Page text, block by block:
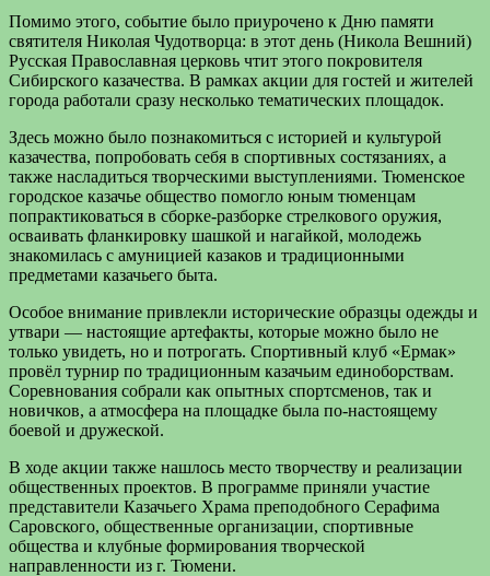
Помимо этого, событие было приурочено к Дню памяти
святителя Николая Чудотворца: в этот день (Никола Вешний)
Русская Православная церковь чтит этого покровителя
Сибирского казачества. В рамках акции для гостей и жителей
города работали сразу несколько тематических площадок.
Здесь можно было познакомиться с историей и культурой
казачества, попробовать себя в спортивных состязаниях, а
также насладиться творческими выступлениями. Тюменское
городское казачье общество помогло юным тюменцам
попрактиковаться в сборке-разборке стрелкового оружия,
осваивать фланкировку шашкой и нагайкой, молодежь
знакомилась с амуницией казаков и традиционными
предметами казачьего быта.
Особое внимание привлекли исторические образцы одежды и
утвари — настоящие артефакты, которые можно было не
только увидеть, но и потрогать. Спортивный клуб «Ермак»
провёл турнир по традиционным казачьим единоборствам.
Соревнования собрали как опытных спортсменов, так и
новичков, а атмосфера на площадке была по-настоящему
боевой и дружеской.
В ходе акции также нашлось место творчеству и реализации
общественных проектов. В программе приняли участие
представители Казачьего Храма преподобного Серафима
Саровского, общественные организации, спортивные
общества и клубные формирования творческой
направленности из г. Тюмени.